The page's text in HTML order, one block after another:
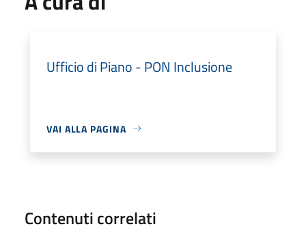
Ufficio di Piano - PON Inclusione
VAI ALLA PAGINA
Contenuti correlati